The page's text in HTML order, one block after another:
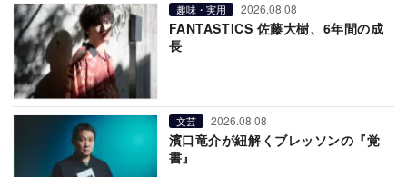
趣味・実用 2026.08.08
FANTASTICS 佐藤大樹、6年間の成
長
文芸 2026.08.08
濱口竜介が紐解くブレッソンの『覚
書』